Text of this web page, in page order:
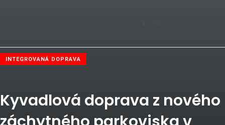
INTEGROVANÁ DOPRAVA
Kyvadlová doprava z nového